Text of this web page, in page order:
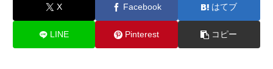
X Facebook はてブ
LINE Pinterest コピー